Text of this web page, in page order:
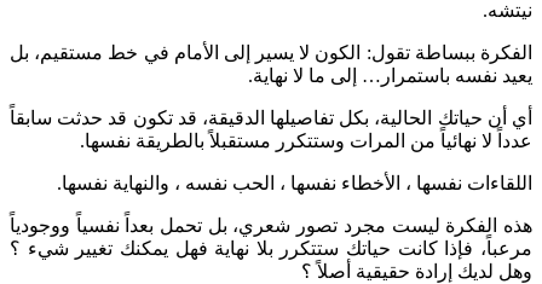
ببساطة تقول: الكون لا يسير إلى الأمام في خط مستقيم، بل
باستمرار… إلى ما لا نهاية.
الحالية، بكل تفاصيلها الدقيقة، قد تكون قد حدثت سابقاً
نهائياً من المرات وستتكرر مستقبلاً بالطريقة نفسها.
نفسها ، الأخطاء نفسها ، الحب نفسه ، والنهاية نفسها.
ليست مجرد تصور شعري، بل تحمل بعداً نفسياً ووجودياً
فإذا كانت حياتك ستتكرر بلا نهاية فهل يمكنك تغيير شيء ؟
إرادة حقيقية أصلاً ؟